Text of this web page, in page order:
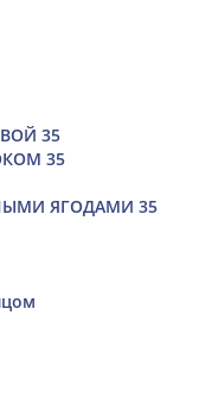
35
35
ЯГОДАМИ 35